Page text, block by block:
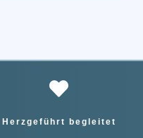
Herzgeführt begleitet